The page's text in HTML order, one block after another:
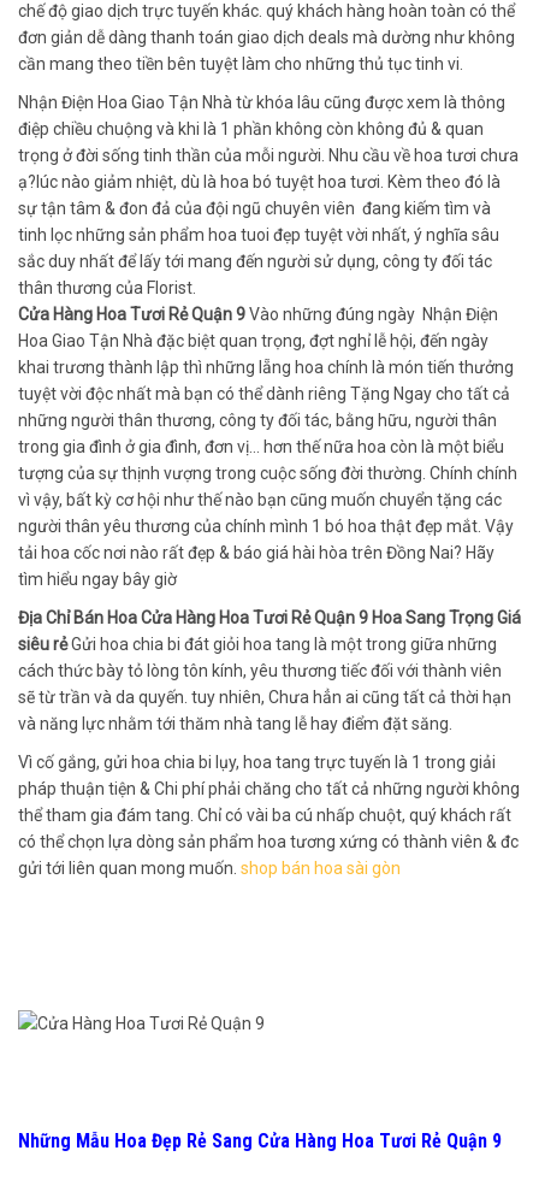
chế độ giao dịch trực tuyến khác. quý khách hàng hoàn toàn có thể
đơn giản dễ dàng thanh toán giao dịch deals mà dường như không
cần mang theo tiền bên tuyệt làm cho những thủ tục tinh vi.
Nhận Điện Hoa Giao Tận Nhà từ khóa lâu cũng được xem là thông
điệp chiều chuộng và khi là 1 phần không còn không đủ & quan
trọng ở đời sống tinh thần của mỗi người. Nhu cầu về hoa tươi chưa
ạ?lúc nào giảm nhiệt, dù là hoa bó tuyệt hoa tươi. Kèm theo đó là
sự tận tâm & đon đả của đội ngũ chuyên viên đang kiếm tìm và
tinh lọc những sản phẩm hoa tuoi đẹp tuyệt vời nhất, ý nghĩa sâu
sắc duy nhất để lấy tới mang đến người sử dụng, công ty đối tác
thân thương của Florist.
Cửa Hàng Hoa Tươi Rẻ Quận 9Vào những đúng ngày Nhận Điện
Hoa Giao Tận Nhà đặc biệt quan trọng, đợt nghỉ lễ hội, đến ngày
khai trương thành lập thì những lẵng hoa chính là món tiến thưởng
tuyệt vời độc nhất mà bạn có thể dành riêng Tặng Ngay cho tất cả
những người thân thương, công ty đối tác, bằng hữu, người thân
trong gia đình ở gia đình, đơn vị… hơn thế nữa hoa còn là một biểu
tượng của sự thịnh vượng trong cuộc sống đời thường. Chính chính
vì vậy, bất kỳ cơ hội như thế nào bạn cũng muốn chuyển tặng các
người thân yêu thương của chính mình 1 bó hoa thật đẹp mắt. Vậy
tải hoa cốc nơi nào rất đẹp & báo giá hài hòa trên Đồng Nai? Hãy
tìm hiểu ngay bây giờ
Địa Chỉ Bán Hoa Cửa Hàng Hoa Tươi Rẻ Quận 9 Hoa Sang Trọng Giá
siêu rẻGửi hoa chia bi đát giỏi hoa tang là một trong giữa những
cách thức bày tỏ lòng tôn kính, yêu thương tiếc đối với thành viên
sẽ từ trần và da quyến. tuy nhiên, Chưa hẳn ai cũng tất cả thời hạn
và năng lực nhằm tới thăm nhà tang lễ hay điểm đặt săng.
Vì cố gắng, gửi hoa chia bi lụy, hoa tang trực tuyến là 1 trong giải
pháp thuận tiện & Chi phí phải chăng cho tất cả những người không
thể tham gia đám tang. Chỉ có vài ba cú nhấp chuột, quý khách rất
có thể chọn lựa dòng sản phẩm hoa tương xứng có thành viên & đc
gửi tới liên quan mong muốn. shop bán hoa sài gòn
Những Mẫu Hoa Đẹp Rẻ Sang Cửa Hàng Hoa Tươi Rẻ Quận 9